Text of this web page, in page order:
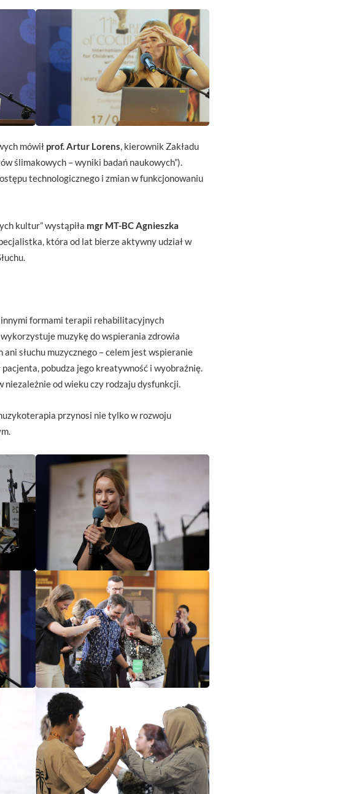
mówił prof. Artur Lorens, kierownik Zakładu
ślimakowych – wyniki badań naukowych”).
technologicznego i zmian w funkcjonowaniu
kultur” wystąpiła mgr MT-BC Agnieszka
która od lat bierze aktywny udział w
formami terapii rehabilitacyjnych
muzykę do wspierania zdrowia
słuchu muzycznego – celem jest wspieranie
pobudza jego kreatywność i wyobraźnię.
od wieku czy rodzaju dysfunkcji.
przynosi nie tylko w rozwoju